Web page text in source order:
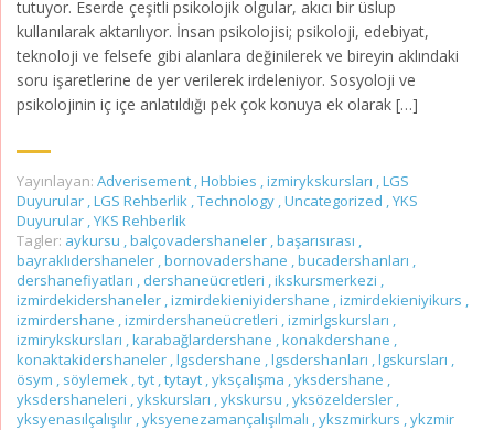
tutuyor. Eserde çeşitli psikolojik olgular, akıcı bir üslup
kullanılarak aktarılıyor. İnsan psikolojisi; psikoloji, edebiyat,
teknoloji ve felsefe gibi alanlara değinilerek ve bireyin aklındaki
soru işaretlerine de yer verilerek irdeleniyor. Sosyoloji ve
psikolojinin iç içe anlatıldığı pek çok konuya ek olarak […]
Yayınlayan: Adverisement ,Hobbies ,izmirykskursları ,LGS
Duyurular ,LGS Rehberlik ,Technology ,Uncategorized ,YKS
Duyurular ,YKS Rehberlik
Tagler: aykursu ,balçovadershaneler ,başarısırası ,
bayraklıdershaneler ,bornovadershane ,bucadershanları ,
dershanefiyatları , dershaneücretleri ,ikskursmerkezi ,
izmirdekidershaneler ,izmirdekieniyidershane ,izmirdekieniyikurs ,
izmirdershane ,izmirdershaneücretleri ,izmirlgskursları ,
izmirykskursları ,karabağlardershane ,konakdershane ,
konaktakidershaneler ,lgsdershane ,lgsdershanları ,lgskursları ,
ösym , söylemek ,tyt ,tytayt ,yksçalışma ,yksdershane ,
yksdershaneleri ,ykskursları ,ykskursu ,yksözeldersler ,
yksyenasılçalışılır ,yksyenezamançalışılmalı ,ykszmirkurs ,ykzmir